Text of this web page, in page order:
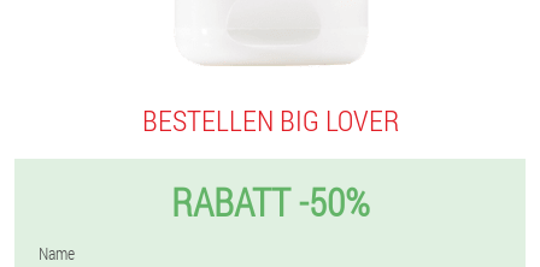
BESTELLEN BIG LOVER
RABATT -50%
Name